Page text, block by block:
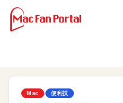
Mac 便利技